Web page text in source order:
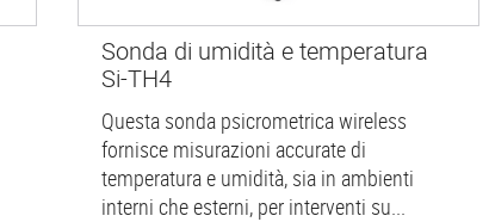
Sonda di umidità e temperatura
Si-TH4
Questa sonda psicrometrica wireless
fornisce misurazioni accurate di
temperatura e umidità, sia in ambienti
interni che esterni, per interventi su...